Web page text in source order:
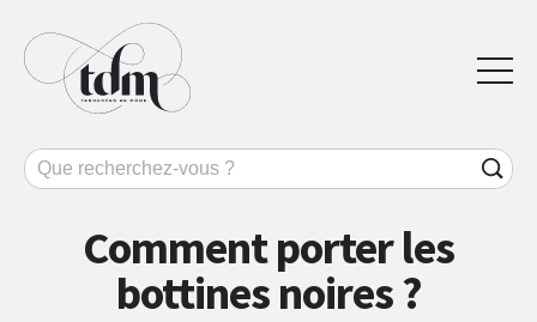
Comment porter les
bottines noires ?